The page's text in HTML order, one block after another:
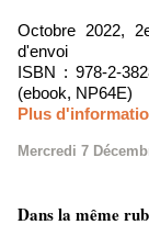
Octobre 2022,
d'envoi
ISBN : 978-2-
(ebook, NP64E)
Plus
Mercredi 7
Dans la même